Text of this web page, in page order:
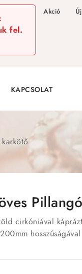
fel.
Akció
KAPCSOLAT
cirkóniával